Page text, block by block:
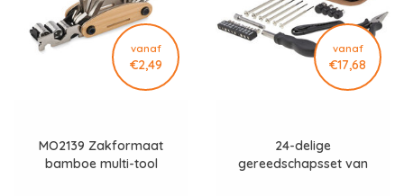
vanaf
€2,49
MO2139 Zakformaat
bamboe multi-tool
vanaf
€17,68
24-delige
gereedschapsset van